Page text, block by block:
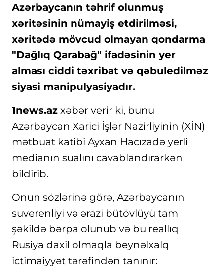
Azərbaycanın təhrif olunmuş
xəritəsinin nümayiş etdirilməsi,
xəritədə mövcud olmayan qondarma
"Dağlıq Qarabağ" ifadəsinin yer
alması ciddi təxribat və qəbuledilməz
siyasi manipulyasiyadır.
1news.az xəbər verir ki, bunu
Azərbaycan Xarici İşlər Nazirliyinin (XİN)
mətbuat katibi Ayxan Hacızadə yerli
medianın sualını cavablandırarkən
bildirib.
Onun sözlərinə görə, Azərbaycanın
suverenliyi və ərazi bütövlüyü tam
şəkildə bərpa olunub və bu reallıq
Rusiya daxil olmaqla beynəlxalq
ictimaiyyət tərəfindən tanınır: